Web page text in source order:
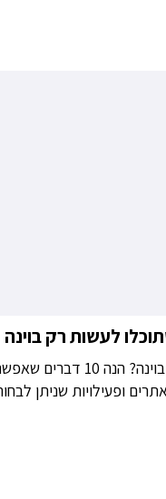
לעשות רק בוינה
רוצים סיבות לבקר בוינה? הנה
ופעילויות שניתן